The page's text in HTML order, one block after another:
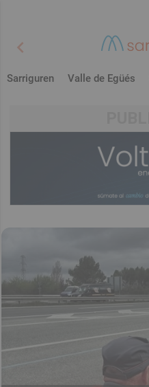
chevron_left
Sarriguren Valle de Egüés